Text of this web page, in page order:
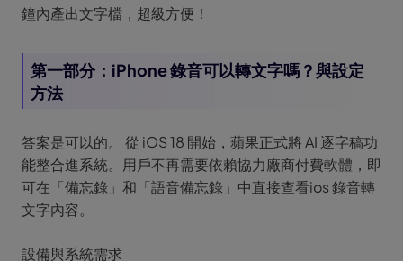
鐘內產出文字檔，超級方便！
第一部分：iPhone 錄音可以轉文字嗎？與設定
方法
答案是可以的。 從 iOS 18 開始，蘋果正式將 AI 逐字稿功
能整合進系統。用戶不再需要依賴協力廠商付費軟體，即
可在「備忘錄」和「語音備忘錄」中直接查看ios 錄音轉
文字內容。
設備與系統需求